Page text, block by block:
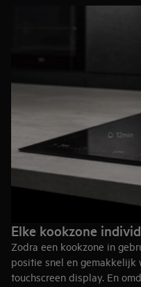
Elke kookzone
Zodra een kookzone in
positie snel en gemakkelijk
touchscreen display. En